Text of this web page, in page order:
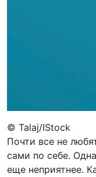
© Talaj/IStock
Почти все не
сами по себе.
еще неприятнее.